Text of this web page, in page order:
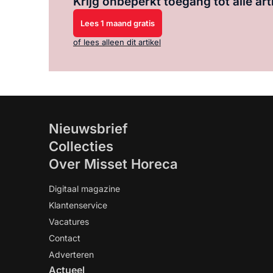
Lees 1 maand gratis
of lees alleen dit artikel
Nieuwsbrief
Collecties
Over Misset Horeca
Digitaal magazine
Klantenservice
Vacatures
Contact
Adverteren
Actueel